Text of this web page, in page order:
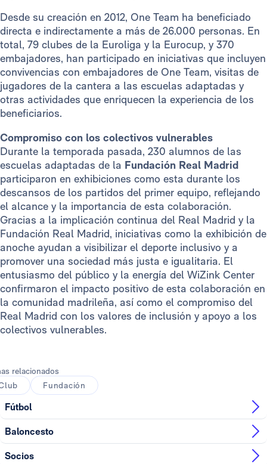
Desde su creación en 2012, One Team ha beneficiado
directa e indirectamente a más de 26.000 personas. En
total, 79 clubes de la Euroliga y la Eurocup, y 370
embajadores, han participado en iniciativas que incluyen
convivencias con embajadores de One Team, visitas de
jugadores de la cantera a las escuelas adaptadas y
otras actividades que enriquecen la experiencia de los
beneficiarios.
Compromiso con los colectivos vulnerables
Durante la temporada pasada, 230 alumnos de las
escuelas adaptadas de la Fundación Real Madrid
participaron en exhibiciones como esta durante los
descansos de los partidos del primer equipo, reflejando
el alcance y la importancia de esta colaboración.
Gracias a la implicación continua del Real Madrid y la
Fundación Real Madrid, iniciativas como la exhibición de
anoche ayudan a visibilizar el deporte inclusivo y a
promover una sociedad más justa e igualitaria. El
entusiasmo del público y la energía del WiZink Center
confirmaron el impacto positivo de esta colaboración en
la comunidad madrileña, así como el compromiso del
Real Madrid con los valores de inclusión y apoyo a los
colectivos vulnerables.
relacionados
Fundación
Fútbol
Baloncesto
Socios